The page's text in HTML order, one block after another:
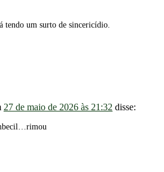
tendo um surto de sincericídio.
27 de maio de 2026 às 21:32 disse: